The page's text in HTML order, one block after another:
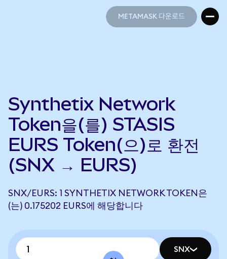
METAMASK 다운로드
Synthetix Network
Token을(를) STASIS
EURS Token(으)로 환전
(SNX → EURS)
SNX/EURS: 1 SYNTHETIX NETWORK TOKEN은
(는) 0.175202 EURS에 해당합니다
SNX